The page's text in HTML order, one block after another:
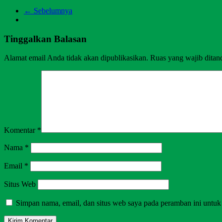
← Sebelumnya
Tinggalkan Balasan
Alamat email Anda tidak akan dipublikasikan. Ruas yang wajib
Komentar *
Nama *
Email *
Situs Web
Simpan nama, email, dan situs web saya pada peramban ini